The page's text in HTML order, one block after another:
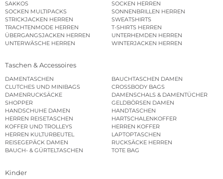
SAKKOS
SOCKEN HERREN
SOCKEN MULTIPACKS
SONNENBRILLEN HERREN
STRICKJACKEN HERREN
SWEATSHIRTS
TRACHTENMODE HERREN
T-SHIRTS HERREN
ÜBERGANGSJACKEN HERREN
UNTERHEMDEN HERREN
UNTERWÄSCHE HERREN
WINTERJACKEN HERREN
Taschen & Accessoires
DAMENTASCHEN
BAUCHTASCHEN DAMEN
CLUTCHES UND MINIBAGS
CROSSBODY BAGS
DAMENRUCKSÄCKE
DAMENSCHALS & DAMENTÜCHER
SHOPPER
GELDBÖRSEN DAMEN
HANDSCHUHE DAMEN
HANDTASCHEN
HERREN REISETASCHEN
HARTSCHALENKOFFER
KOFFER UND TROLLEYS
HERREN KOFFER
HERREN KULTURBEUTEL
LAPTOPTASCHEN
REISEGEPÄCK DAMEN
RUCKSÄCKE HERREN
BAUCH- & GÜRTELTASCHEN
TOTE BAG
Kinder